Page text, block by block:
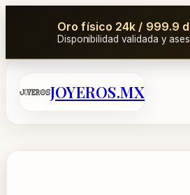
Oro físico 24k / 999.9
Disponibilidad validada y
JOYEROS.MX